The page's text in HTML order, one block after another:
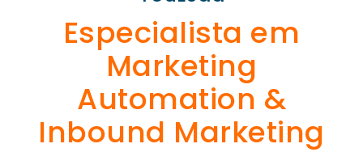
Especialista em
Marketing
Automation &
Inbound Marketing